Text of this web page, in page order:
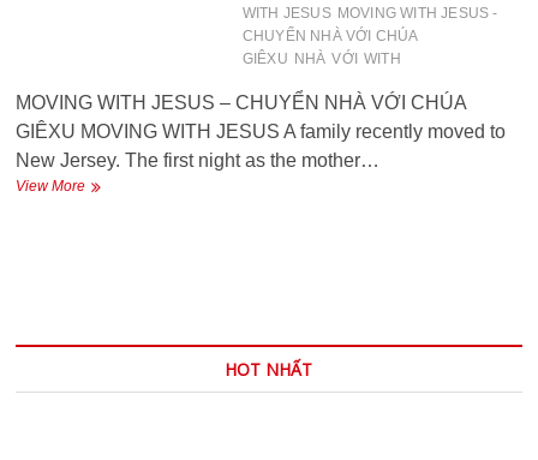
WITH JESUS MOVING WITH JESUS -
CHUYỂN NHÀ VỚI CHÚA
GIÊXU NHÀ VỚI WITH
MOVING WITH JESUS – CHUYỂN NHÀ VỚI CHÚA
GIÊXU MOVING WITH JESUS A family recently moved to
New Jersey. The first night as the mother…
View MoreMOVING
HOT NHẤT